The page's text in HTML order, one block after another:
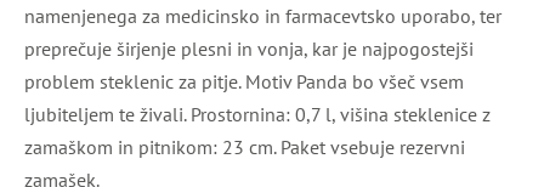
namenjenega za medicinsko in farmacevtsko uporabo, ter
preprečuje širjenje plesni in vonja, kar je najpogostejši
problem steklenic za pitje. Motiv Panda bo všeč vsem
ljubiteljem te živali. Prostornina: 0,7 l, višina steklenice z
zamaškom in pitnikom: 23 cm. Paket vsebuje rezervni
zamašek.